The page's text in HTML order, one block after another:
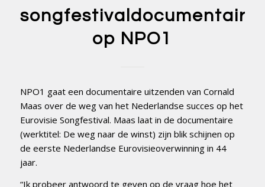
songfestivaldocumentaire
op NPO1
NPO1 gaat een documentaire uitzenden van Cornald
Maas over de weg van het Nederlandse succes op het
Eurovisie Songfestival. Maas laat in de documentaire
(werktitel: De weg naar de winst) zijn blik schijnen op
de eerste Nederlandse Eurovisieoverwinning in 44
jaar.
“Ik probeer antwoord te geven op de vraag hoe het